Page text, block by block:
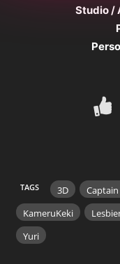
Studio /
TAGS 3D
KameruKeki
Yuri